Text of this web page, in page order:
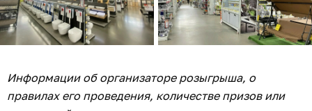
Информации об организаторе розыгрыша, о
правилах его проведения, количестве призов или